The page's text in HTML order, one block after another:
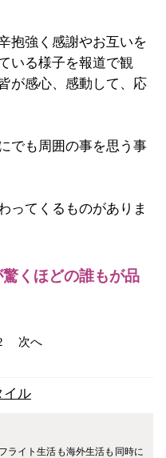
抱強く感謝やお互いを
いる様子を報道で観
が感心、感動して、応
でも周囲の事を思う事
ってくるものがありま
くほどの誰もが品
次へ
イル
ライト生活も海外生活も同時に